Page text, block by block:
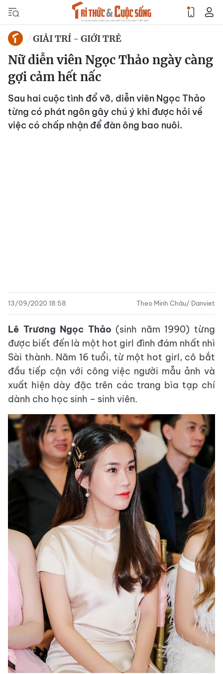
GIẢI TRÍ - GIỚI TRẺ
Nữ diễn viên Ngọc Thảo ngày càng
gợi cảm hết nấc
Sau hai cuộc tình đổ vỡ, diễn viên Ngọc Thảo
từng có phát ngôn gây chú ý khi được hỏi về
việc có chấp nhận để đàn ông bao nuôi.
13/09/2020 18:58 Theo Minh Châu/ Danviet
Lê Trương Ngọc Thảo (sinh năm 1990) từng
được biết đến là một hot girl đình đám nhất nhì
Sài thành. Năm 16 tuổi, từ một hot girl, cô bắt
đầu tiếp cận với công việc người mẫu ảnh và
xuất hiện dày đặc trên các trang bìa tạp chí
dành cho học sinh – sinh viên.